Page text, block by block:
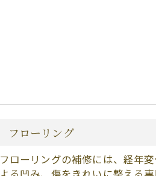
フローリング
フローリングの補修には、経年